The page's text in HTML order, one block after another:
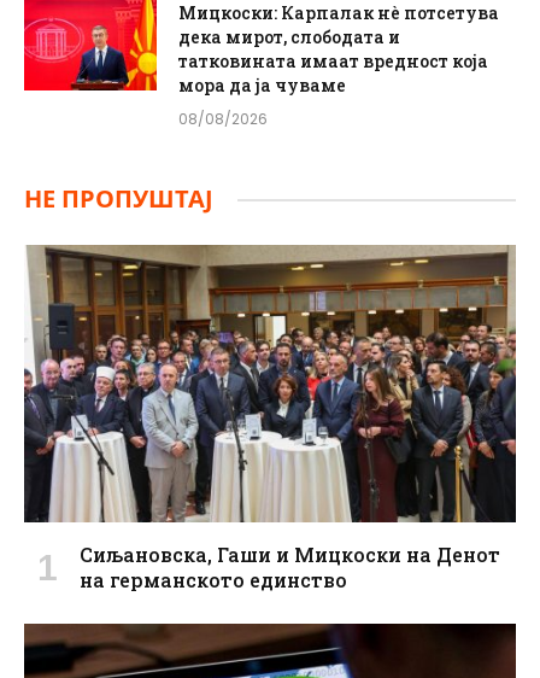
Мицкоски: Карпалак нè потсетува
дека мирот, слободата и
татковината имаат вредност која
мора да ја чуваме
08/08/2026
НЕ ПРОПУШТАЈ
Сиљановска, Гаши и Мицкоски на Денот
на германското единство